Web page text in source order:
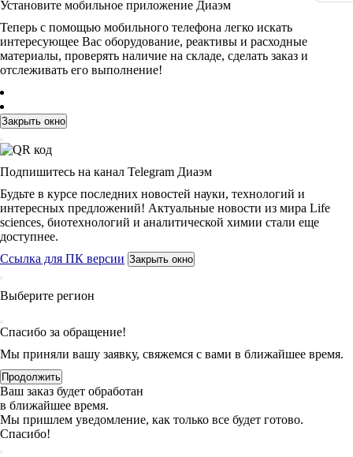
Установите мобильное приложение Диаэм
Теперь с помощью мобильного телефона легко искать
интересующее Вас оборудование, реактивы и расходные
материалы, проверять наличие на складе, сделать заказ и
отслеживать его выполнение!
Закрыть окно
Подпишитесь на канал Telegram Диаэм
Будьте в курсе последних новостей науки, технологий и
интересных предложений! Актуальные новости из мира Life
sciences, биотехнологий и аналитической химии стали еще
доступнее.
Ссылка для ПК версии Закрыть окно
Выберите регион
Спасибо за обращение!
Мы приняли вашу заявку, свяжемся с вами в ближайшее время.
Продолжить
Ваш заказ будет обработан
в ближайшее время.
Мы пришлем уведомление, как только все будет готово.
Спасибо!